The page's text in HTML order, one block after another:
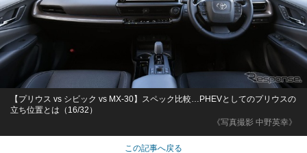
《写真撮影 中野英幸》
【プリウス vs シビック vs MX-30】スペック比較…PHEVとしてのプリウスの
立ち位置とは（16/32）
この記事へ戻る